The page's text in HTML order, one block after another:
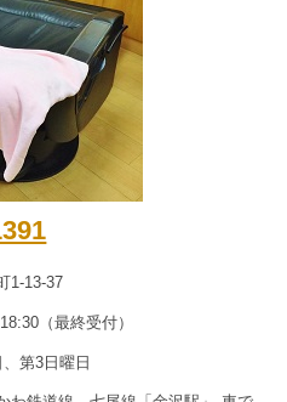
1-13-37
（最終受付）
第3日曜日